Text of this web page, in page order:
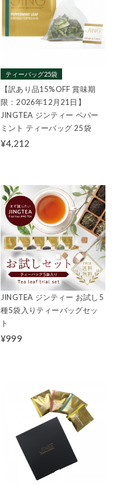
ティーバッグ25袋
【訳あり品15%OFF 賞味期
限：2026年12月21日】
JINGTEA ジンティー ペパー
ミント ティーバッグ 25袋
¥4,212
JINGTEA ジンティー お試し5
種5袋入りティーバッグセッ
ト
¥999